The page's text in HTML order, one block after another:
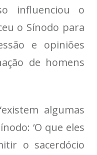
influenciou o
o Sínodo para
e opiniões
de homens
algumas
‘O que eles
o sacerdócio